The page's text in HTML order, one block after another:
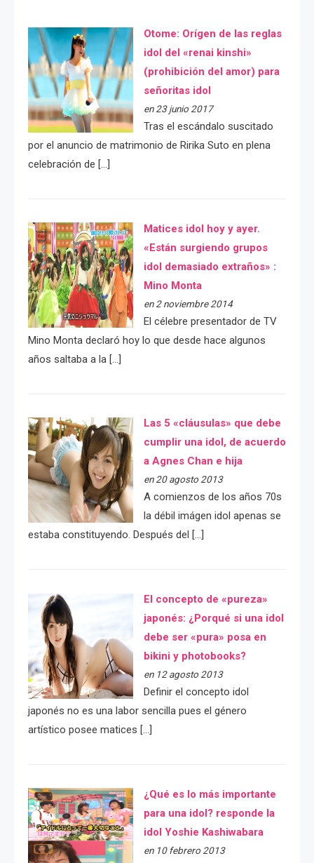
Otome: Orígen de las reglas
idol del «renai kinshi»
(prohibición del amor) para
señoritas idol
en 23 junio 2017
Tras el escándalo suscitado
por el anuncio de matrimonio de Ririka Suto en plena
celebración de […]
Matices idol hoy y ayer.
«Están surgiendo grupos
idol demasiado extraños» :
Mino Monta
en 2 noviembre 2014
El célebre presentador de TV
Mino Monta declaró hoy lo que desde hace algunos
años saltaba a la […]
Las 5 «cláusulas» que debe
cumplir una idol, de acuerdo
a Agnes Chan e hija
en 20 agosto 2013
A comienzos de los años 70s
la débil imágen idol apenas se
estaba constituyendo. Después del […]
El concepto de «pureza»
japonés: ¿Porqué si una idol
debe ser «pura» posa en
bikini y photobooks?
en 12 agosto 2013
Definir el concepto idol
japonés no es una labor sencilla pues el género
artístico posee matices […]
¿Qué es lo más importante
para una idol? responde la
idol Yoshie Kashiwabara
en 10 febrero 2013